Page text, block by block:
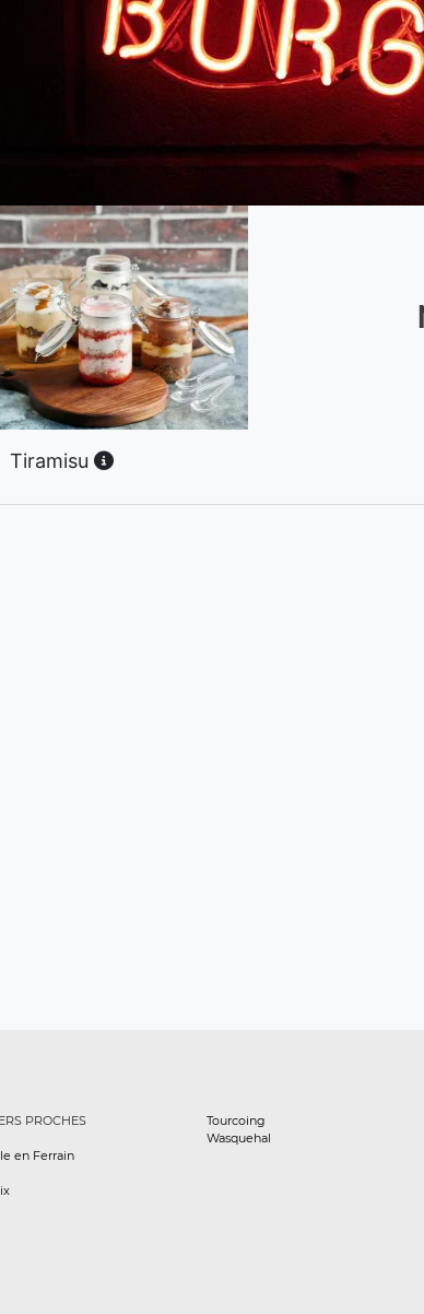
Tiramisu
PROCHES
en Ferrain
Tourcoing
Wasquehal